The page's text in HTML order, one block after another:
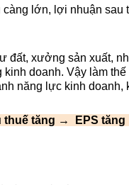
lớn, lợi nhuận
đất, xưởng sản xuất,
doanh. Vậy làm
năng lực kinh doanh,
tăng →  EPS